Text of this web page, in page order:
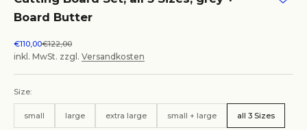
Board Butter
Angebot
€110,00Regulärer Preis
€122,00
inkl. MwSt. zzgl. Versandkosten
Size:
small large extra large small + large all 3 Sizes